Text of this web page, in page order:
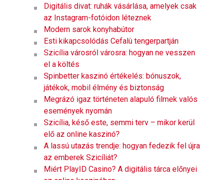
Digitális divat: ruhák vásárlása, amelyek csak
az Instagram-fotóidon léteznek
Modern sarok konyhabútor
Esti kikapcsolódás Cefalù tengerpartján
Szicília városról városra: hogyan ne vesszen
el a költés
Spinbetter kaszinó értékelés: bónuszok,
játékok, mobil élmény és biztonság
Megrázó igaz történeten alapuló filmek valós
események nyomán
Szicília, késő este, semmi terv – mikor kerül
elő az online kaszinó?
A lassú utazás trendje: hogyan fedezik fel újra
az emberek Szicíliát?
Miért PlayID Casino? A digitális tárca előnyei